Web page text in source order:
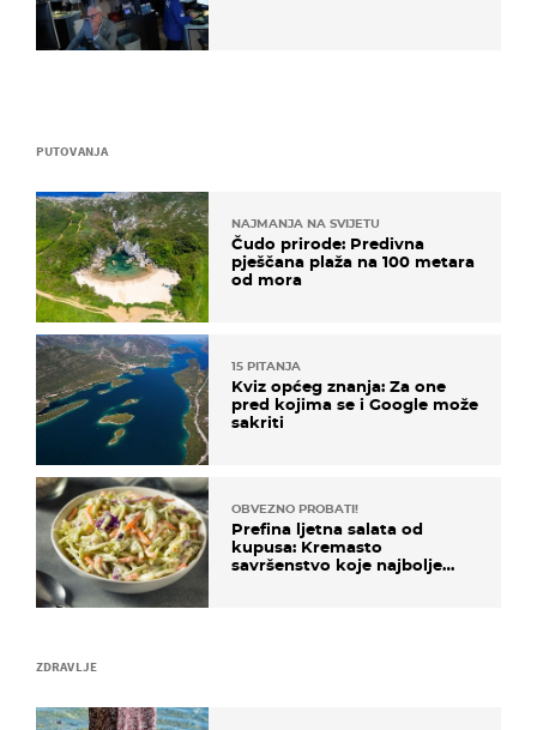
ZDRAVLJE
PUTOVANJA
NAJMANJA NA SVIJETU
Čudo prirode: Predivna
pješčana plaža na 100 metara
od mora
15 PITANJA
Kviz općeg znanja: Za one
pred kojima se i Google može
sakriti
OBVEZNO PROBATI!
Prefina ljetna salata od
kupusa: Kremasto
savršenstvo koje najbolje